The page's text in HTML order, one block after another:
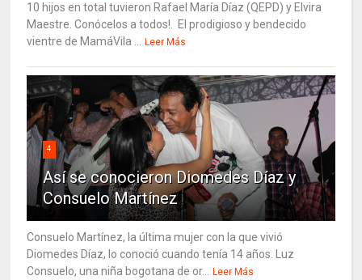
10 hijos en total tuvieron Rafael María Díaz (QEPD) y Elvira
Maestre. Conócelos a todos!. El prodigioso y bendecido
vientre de MamáVila ...
Leer Más
4
Así se conocieron Diomedes Díaz y
Consuelo Martínez
Consuelo Martínez, la última mujer con la que vivió
Diomedes Díaz, lo conoció cuando tenía 14 años. Luz
Consuelo, una niña bogotana de or...
Leer Más